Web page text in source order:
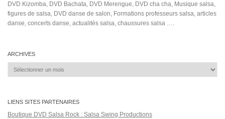
DVD Kizomba, DVD Bachata, DVD Merengue, DVD cha cha, Musique salsa,
figures de salsa, DVD danse de salon, Formations professeurs salsa, articles
danse, concerts danse, actualités salsa, chaussures salsa ….
ARCHIVES
Archives
LIENS SITES PARTENAIRES
Boutique DVD Salsa Rock : Salsa Swing Productions